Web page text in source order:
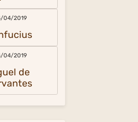
04/2019
04/2019
de